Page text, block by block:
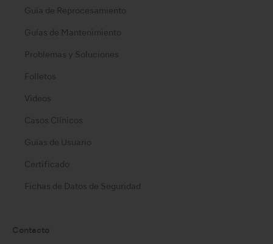
Guía de Reprocesamiento
Guías de Mantenimiento
Problemas y Soluciones
Folletos
Videos
Casos Clínicos
Guías de Usuario
Certificado
Fichas de Datos de Seguridad
Contacto